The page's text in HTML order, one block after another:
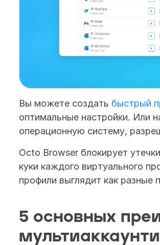
Вы можете создать быстрый
оптимальные настройки. Или
операционную систему,
Octo Browser блокирует
куки каждого виртуального
профили выглядит как разные
5 основных